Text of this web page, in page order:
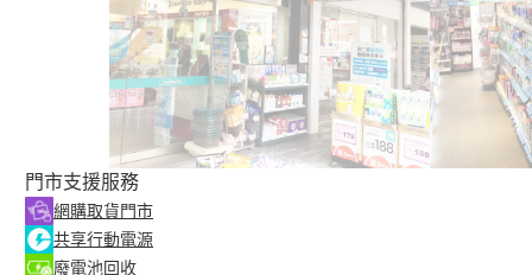
門市支援服務
網購取貨門市
共享行動電源
廢電池回收